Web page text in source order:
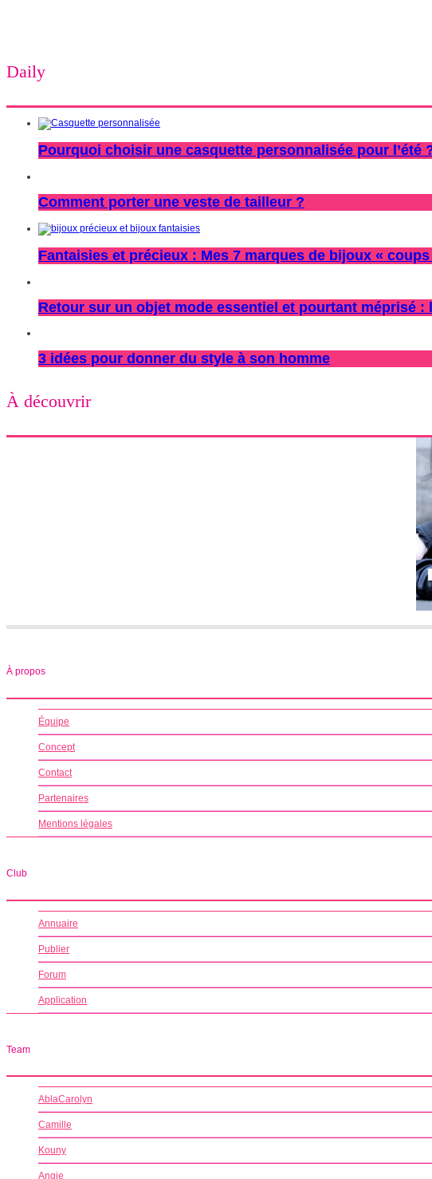
Daily
Pourquoi choisir une casquette personnalisée pour l’été
Comment porter une veste de tailleur ?
Fantaisies et précieux : Mes 7 marques de bijoux «
Retour sur un objet mode essentiel et pourtant méprisé :
3 idées pour donner du style à son homme
À découvrir
À propos
Équipe
Concept
Contact
Partenaires
Mentions légales
Club
Annuaire
Publier
Forum
Application
Team
AblaCarolyn
Camille
Kouny
Angie